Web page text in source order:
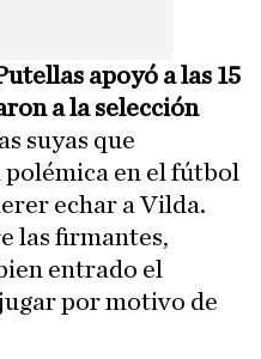
apoyó a las 15
a la selección
suyas que
en el fútbol
echar a Vilda.
las firmantes,
entrado el
por motivo de